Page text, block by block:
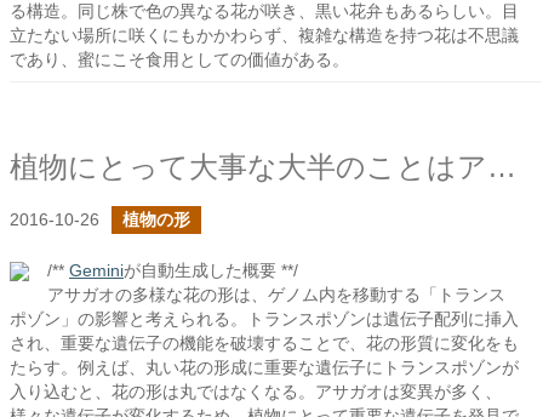
る構造。同じ株で色の異なる花が咲き、黒い花弁もあるらしい。目
立たない場所に咲くにもかかわらず、複雑な構造を持つ花は不思議
であり、蜜にこそ食用としての価値がある。
植物にとって大事な大半のことはアサガオが教えてくれる
2016-10-26 植物の形
/** Geminiが自動生成した概要 **/
アサガオの多様な花の形は、ゲノム内を移動する「トランス
ポゾン」の影響と考えられる。トランスポゾンは遺伝子配列に挿入
され、重要な遺伝子の機能を破壊することで、花の形質に変化をも
たらす。例えば、丸い花の形成に重要な遺伝子にトランスポゾンが
入り込むと、花の形は丸ではなくなる。アサガオは変異が多く、